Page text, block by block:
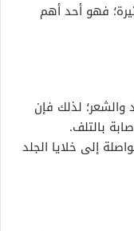
فهو أحد أهم
لذلك فإن
بالتلف.
إلى خلايا الجلد